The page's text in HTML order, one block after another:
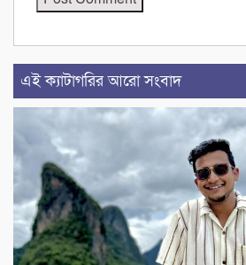
এই ক্যাটাগরির আরো সংবাদ